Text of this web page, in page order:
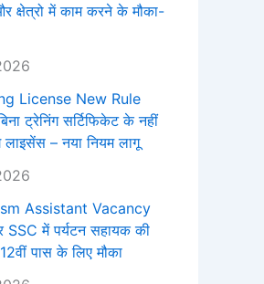
क्षेत्रो में काम करने के मौका-
License New Rule
ट्रेनिंग सर्टिफिकेट के नहीं
लाइसेंस – नया नियम लागू
Assistant Vacancy
SSC में पर्यटन सहायक की
12वीं पास के लिए मौका